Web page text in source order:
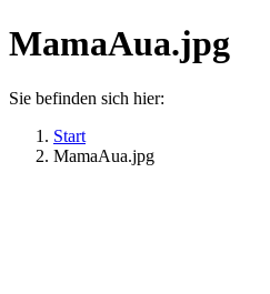
MamaAua.jpg
Sie befinden sich hier:
Start
MamaAua.jpg